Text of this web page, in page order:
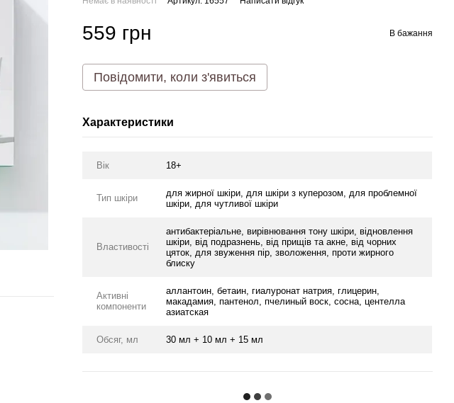
559 грн В бажання
Повідомити, коли з'явиться
Характеристики
Вік 18+
Тип шкіри
для жирної шкіри, для шкіри з куперозом, для проблемної
шкіри, для чутливої шкіри
Властивості
антибактеріальне, вирівнювання тону шкіри, відновлення
шкіри, від подразнень, від прищів та акне, від чорних
цяток, для звуження пір, зволоження, проти жирного
блиску
Активні
компоненти
аллантоин, бетаин, гиалуронат натрия, глицерин,
макадамия, пантенол, пчелиный воск, сосна, центелла
азиатская
Обсяг, мл 30 мл + 10 мл + 15 мл